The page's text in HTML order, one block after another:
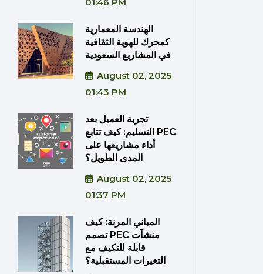
الهندسة المعمارية
كمحرك للهوية الثقافية
في المشاريع السعودية
August 02, 2025
01:43 PM
تجربة العميل بعد
التسليم: كيف تتابع PEC
أداء مشاريعها على
المدى الطويل؟
August 02, 2025
01:37 PM
المباني المرنة: كيف
تصمم PEC منشآت
قابلة للتكيف مع
التغيرات المستقبلية؟